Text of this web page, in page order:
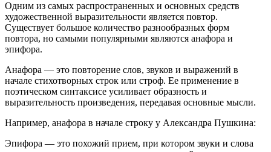
Одним из самых распространенных и основных средств
художественной выразительности является повтор.
Существует большое количество разнообразных форм
повтора, но самыми популярными являются анафора и
эпифора.
Анафора — это повторение слов, звуков и выражений в
начале стихотворных строк или строф. Ее применение в
поэтическом синтаксисе усиливает образность и
выразительность произведения, передавая основные мысли.
Например, анафора в начале строку у Александра Пушкина:
Эпифора — это похожий прием, при котором звуки и слова